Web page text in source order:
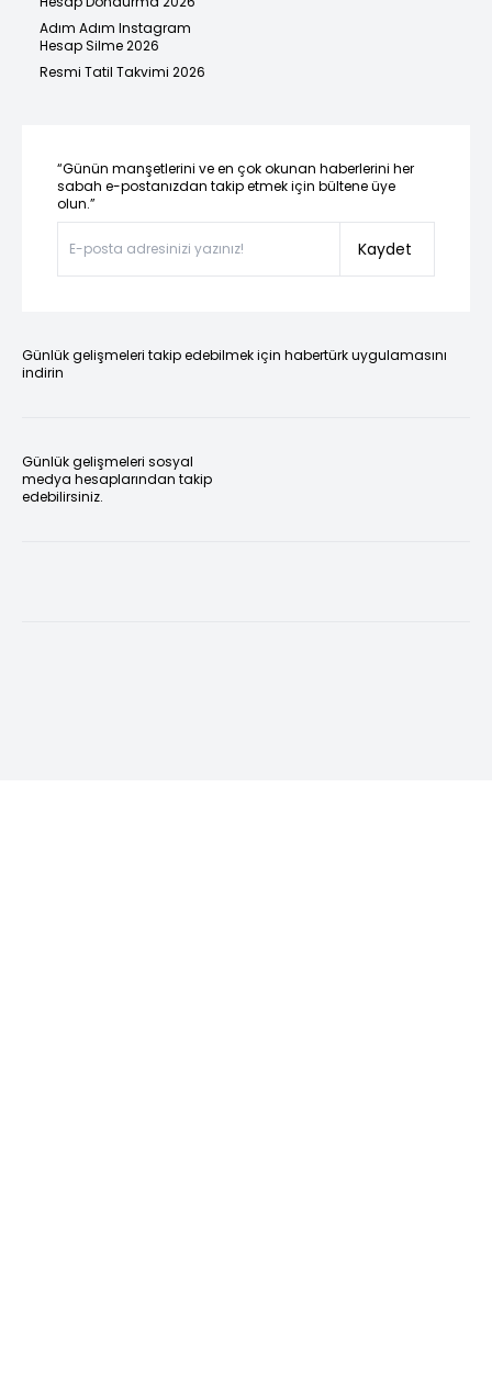
Adım Adım Instagram
Hesap Silme 2026
Resmi Tatil Takvimi 2026
“Günün manşetlerini ve en çok okunan haberlerini her
sabah e-postanızdan takip etmek için bültene üye
olun.”
Kaydet
Günlük gelişmeleri takip edebilmek için habertürk uygulamasını
indirin
Günlük gelişmeleri sosyal
medya hesaplarından takip
edebilirsiniz.